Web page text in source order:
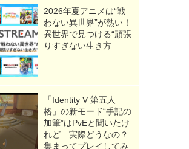
2026年夏アニメは“戦
わない異世界”が熱い！
異世界で見つける“頑張
りすぎない生き方
「Identity V 第五人
格」の新モード“手記の
加筆”はPvEと聞いたけ
れど…実際どうなの？
集まってプレイしてみ